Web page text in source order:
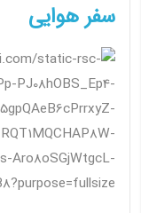
سفر هوایی